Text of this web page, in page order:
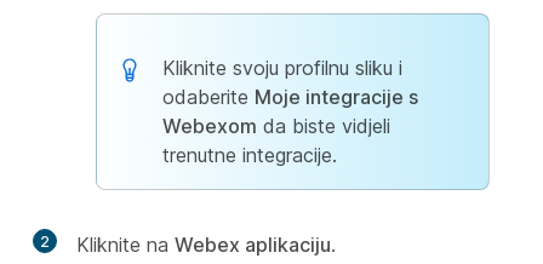
Kliknite svoju profilnu sliku i
odaberite Moje integracije s
Webexom da biste vidjeli
trenutne integracije.
2 Kliknite na Webex aplikaciju.